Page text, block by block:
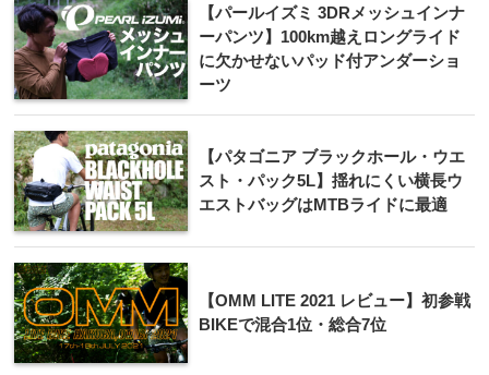
【パールイズミ 3DRメッシュインナ
ーパンツ】100km越えロングライド
に欠かせないパッド付アンダーショ
ーツ
【パタゴニア ブラックホール・ウエ
スト・パック5L】揺れにくい横長ウ
エストバッグはMTBライドに最適
【OMM LITE 2021 レビュー】初参戦
BIKEで混合1位・総合7位